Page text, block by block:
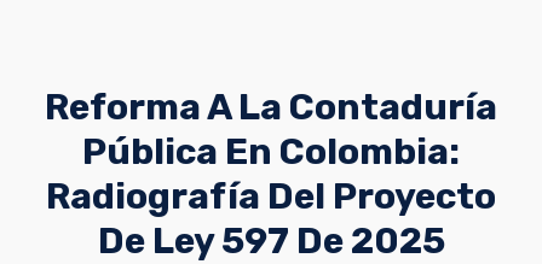
Reforma A La Contaduría
Pública En Colombia:
Radiografía Del Proyecto
De Ley 597 De 2025